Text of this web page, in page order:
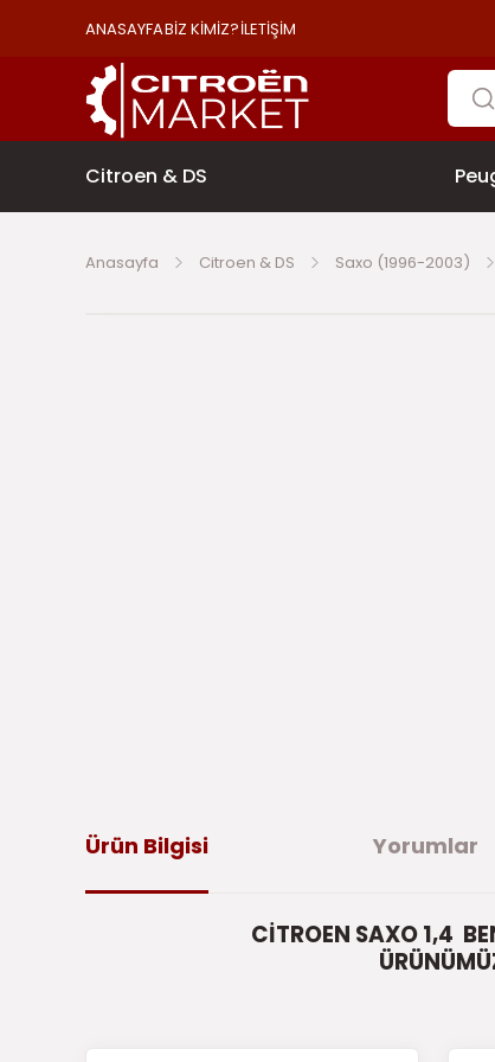
ANASAYFABİZ KİMİZ?İLETİŞİM
Citroen & DS
Anasayfa Citroen & DS Saxo (1996-2003)
Ürün Bilgisi Yorumlar
CİTROEN SAXO 1,4